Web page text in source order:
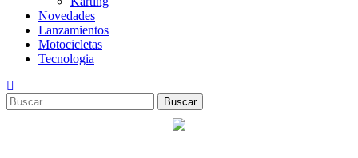
Novedades
Lanzamientos
Motocicletas
Tecnologia
Buscar: